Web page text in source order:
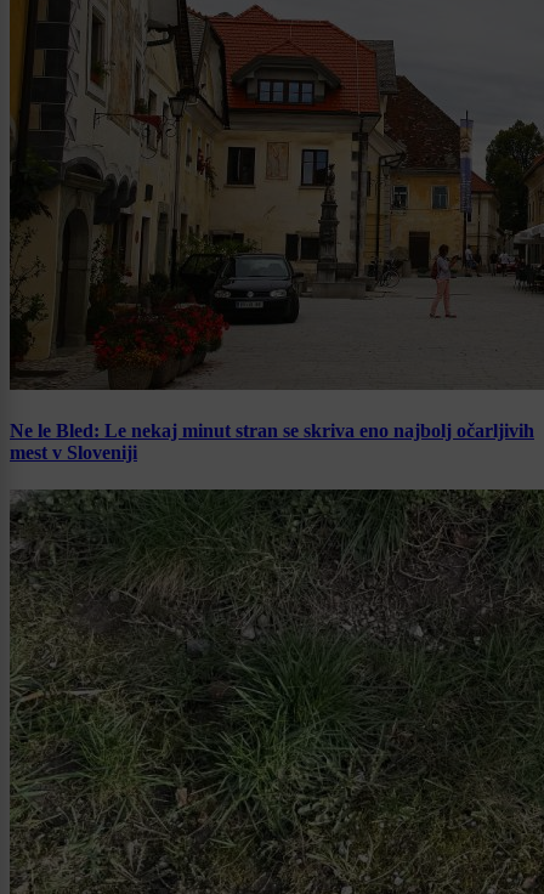
Ne le Bled: Le nekaj minut stran se skriva eno najbolj očarljivih
mest v Sloveniji